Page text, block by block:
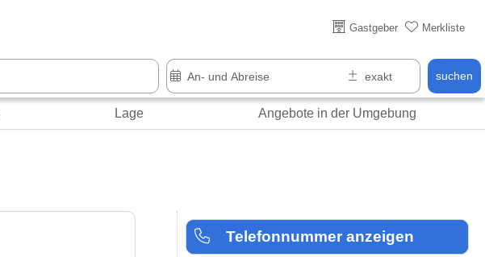
Gastgeber Merkliste
suchen
Lage Angebote in der Umgebung
Telefonnummer anzeigen